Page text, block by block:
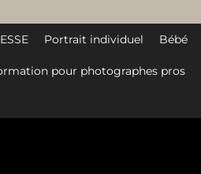
Portrait individuel Bébé
pour photographes pros